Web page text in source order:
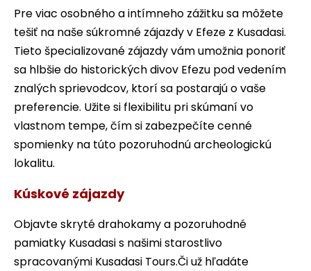
Pre viac osobného a intímneho zážitku sa môžete
tešiť na naše súkromné zájazdy v Efeze z Kusadasi.
Tieto špecializované zájazdy vám umožnia ponoriť
sa hlbšie do historických divov Efezu pod vedením
znalých sprievodcov, ktorí sa postarajú o vaše
preferencie. Užite si flexibilitu pri skúmaní vo
vlastnom tempe, čím si zabezpečíte cenné
spomienky na túto pozoruhodnú archeologickú
lokalitu.
Kúskové zájazdy
Objavte skryté drahokamy a pozoruhodné
pamiatky Kusadasi s našimi starostlivo
spracovanými Kusadasi Tours.Či už hľadáte